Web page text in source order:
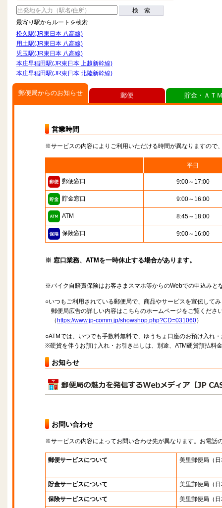
検 索
最寄り駅からルートを検索
松久駅(JR東日本 八高線)
用土駅(JR東日本 八高線)
児玉駅(JR東日本 八高線)
本庄早稲田駅(JR東日本 上越新幹線)
本庄早稲田駅(JR東日本 北陸新幹線)
郵便局からのお知らせ
営業時間
※サービスの内容によりご利用いただける時間が異なりますので
平日
郵便窓口 9:00～17:00
貯金窓口 9:00～16:00
ATM 8:45～18:00
保険窓口 9:00～16:00
※ 窓口業務、ATMを一時休止する場合があります。
※バイク自賠責保険はお客さまスマホ等からのWebでの申込みと
○いつもご利用されている郵便局で、商品やサービスを宣伝して
郵便局広告の詳しい内容はこちらのホームページをご覧くださ
（ https://www.jp-comm.jp/showshop.php?CD=031060）
○ATMでは、いつでも手数料無料で、ゆうちょ口座のお預け入れ
※硬貨を伴うお預け入れ・お引き出しは、別途、ATM硬貨預払料
お知らせ
お問い合わせ
※サービスの内容によってお問い合わせ先が異なります。お電話
郵便サービスについて 美里郵便局 （
貯金サービスについて 美里郵便局 （
保険サービスについて 美里郵便局 （
郵便 貯金・ＡＴ